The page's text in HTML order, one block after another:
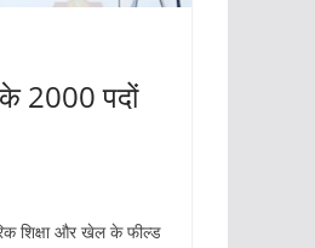
2000 पदों
शिक्षा और खेल के फील्ड